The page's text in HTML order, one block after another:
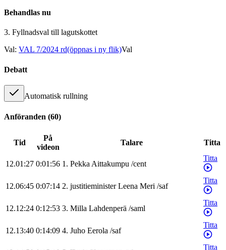
Behandlas nu
3. Fyllnadsval till lagutskottet
Val: VAL 7/2024 rd(öppnas i ny flik)Val
Debatt
Automatisk rullning
Anföranden (60)
Tid
På
videon
Talare Titta
12.01:27 0:01:56 1. PekkaAittakumpu /cent
Titta
12.06:45 0:07:14 2. justitieminister Leena Meri /saf
Titta
12.12:24 0:12:53 3. Milla Lahdenperä /saml
Titta
12.13:40 0:14:09 4. Juho Eerola /saf
Titta
Titta